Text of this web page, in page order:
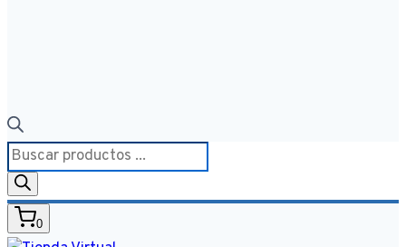
Búsqueda
de
productos
0